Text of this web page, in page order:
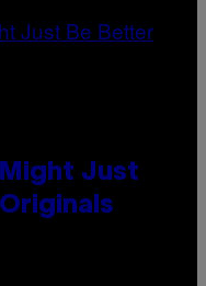
Just